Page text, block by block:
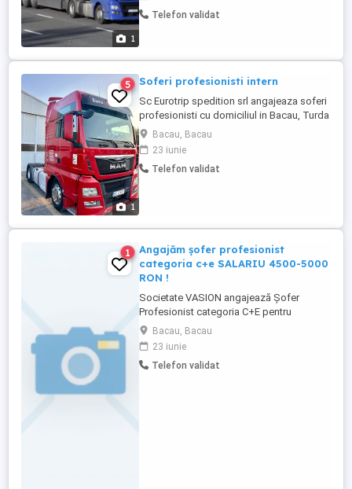
1
noastră! Ce îți oferim: Salariu atractiv 3300
pe lună, în funcție de experiență și
Telefon validat
1
5 Soferi profesionisti intern
Sc Eurotrip spedition srl angajeaza soferi
profesionisti cu domiciliul in Bacau, Turda
, Bucuresti, Constanta pentru transport
marfa intern la prelata ,
Bacau, Bacau
23 iunie
Telefon validat
1
Angajăm șofer profesionist
categoria c+e SALARIU 4500-5000
RON !
Societate VASION angajează Șofer
Profesionist categoria C+E pentru
transport de marfă. Cerințe: Permis de
conducere categoria C+E; Experiență în
domeniu constituie avantaj; Seriozitate,
responsabilitate și punctualitate. Oferim:
Bacau, Bacau
23 iunie
Telefon validat